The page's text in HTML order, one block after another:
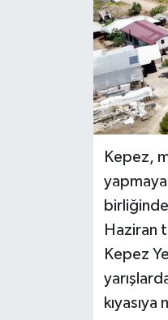
Kepez,
Haziran
Kepez